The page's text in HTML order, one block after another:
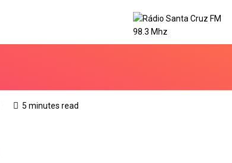
5 minutes read